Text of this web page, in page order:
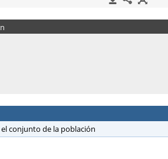
conjunto de la población